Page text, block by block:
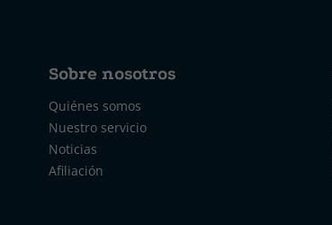
Sobre nosotros
Quiénes somos
Nuestro servicio
Noticias
Afiliación